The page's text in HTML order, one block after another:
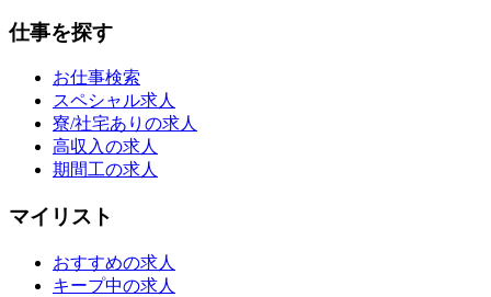
仕事を探す
お仕事検索
スペシャル求人
寮/社宅ありの求人
高収入の求人
期間工の求人
マイリスト
おすすめの求人
キープ中の求人